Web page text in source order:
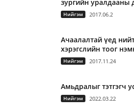
зургийн уралдааны
Нийгэм 2017.06.2
Ачаалалтай үед
хэрэгслийн тоог
Нийгэм 2017.11.24
Амьдралыг тэтгэгч
Нийгэм 2022.03.22